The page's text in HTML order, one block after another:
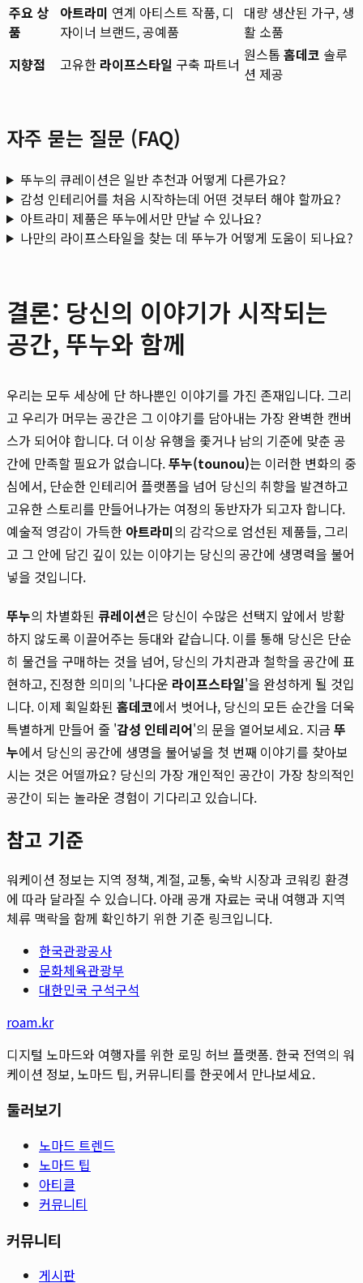
주요 상
품
아트라미 연계 아티스트 작품, 디
자이너 브랜드, 공예품
대량 생산된 가구, 생
활 소품
지향점
고유한 라이프스타일 구축 파트너 원스톱 홈데코 솔루
션 제공
자주 묻는 질문 (FAQ)
뚜누의 큐레이션은 일반 추천과 어떻게 다른가요?
감성 인테리어를 처음 시작하는데 어떤 것부터 해야 할까요?
아트라미 제품은 뚜누에서만 만날 수 있나요?
나만의 라이프스타일을 찾는 데 뚜누가 어떻게 도움이 되나요?
결론: 당신의 이야기가 시작되는
공간, 뚜누와 함께
우리는 모두 세상에 단 하나뿐인 이야기를 가진 존재입니다. 그리
고 우리가 머무는 공간은 그 이야기를 담아내는 가장 완벽한 캔버
스가 되어야 합니다. 더 이상 유행을 좇거나 남의 기준에 맞춘 공
간에 만족할 필요가 없습니다.뚜누(tounou)는 이러한 변화의 중
심에서, 단순한 인테리어 플랫폼을 넘어 당신의 취향을 발견하고
고유한 스토리를 만들어나가는 여정의 동반자가 되고자 합니다.
예술적 영감이 가득한 아트라미의 감각으로 엄선된 제품들, 그리
고 그 안에 담긴 깊이 있는 이야기는 당신의 공간에 생명력을 불어
넣을 것입니다.
뚜누의 차별화된 큐레이션은 당신이 수많은 선택지 앞에서 방황
하지 않도록 이끌어주는 등대와 같습니다. 이를 통해 당신은 단순
히 물건을 구매하는 것을 넘어, 당신의 가치관과 철학을 공간에 표
현하고, 진정한 의미의 '나다운 라이프스타일'을 완성하게 될 것입
니다. 이제 획일화된 홈데코에서 벗어나, 당신의 모든 순간을 더욱
특별하게 만들어 줄 '감성 인테리어'의 문을 열어보세요. 지금 뚜
누에서 당신의 공간에 생명을 불어넣을 첫 번째 이야기를 찾아보
시는 것은 어떨까요? 당신의 가장 개인적인 공간이 가장 창의적인
공간이 되는 놀라운 경험이 기다리고 있습니다.
참고 기준
워케이션 정보는 지역 정책, 계절, 교통, 숙박 시장과 코워킹 환경
에 따라 달라질 수 있습니다. 아래 공개 자료는 국내 여행과 지역
체류 맥락을 함께 확인하기 위한 기준 링크입니다.
한국관광공사
문화체육관광부
대한민국 구석구석
roam.kr
디지털 노마드와 여행자를 위한 로밍 허브 플랫폼. 한국 전역의 워
케이션 정보, 노마드 팁, 커뮤니티를 한곳에서 만나보세요.
둘러보기
노마드 트렌드
노마드 팁
아티클
커뮤니티
커뮤니티
게시판